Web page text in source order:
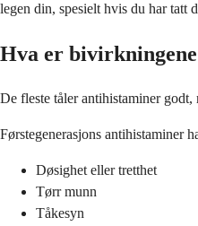
legen din, spesielt hvis du har tatt
Hva er
De fleste tåler antihistaminer
Førstegenerasjons antihistaminer
Døsighet eller tretthet
Tørr munn
Tåkesyn